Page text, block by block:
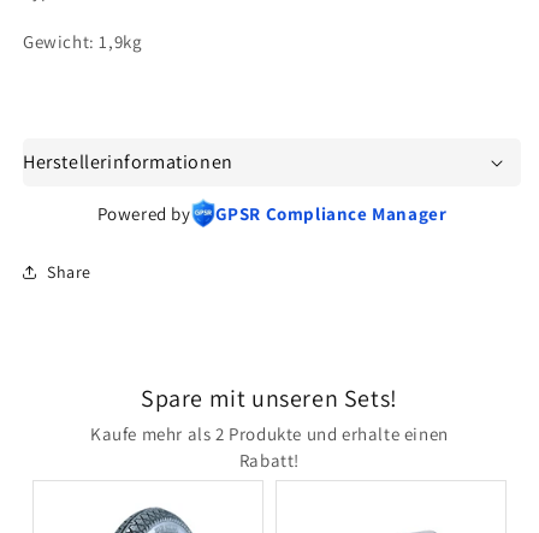
Gewicht: 1,9kg
Herstellerinformationen
Powered by GPSR Compliance Manager
Share
Spare mit unseren Sets!
Kaufe mehr als 2 Produkte und erhalte einen
Rabatt!